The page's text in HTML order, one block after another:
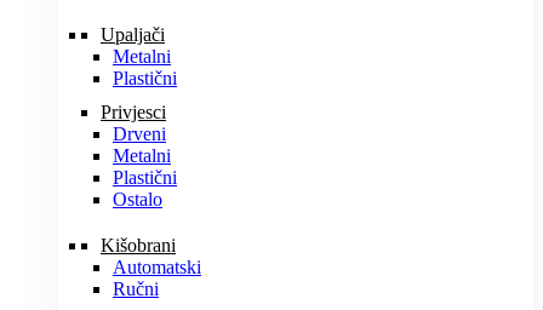
Upaljači
Metalni
Plastični
Privjesci
Drveni
Metalni
Plastični
Ostalo
Kišobrani
Automatski
Ručni